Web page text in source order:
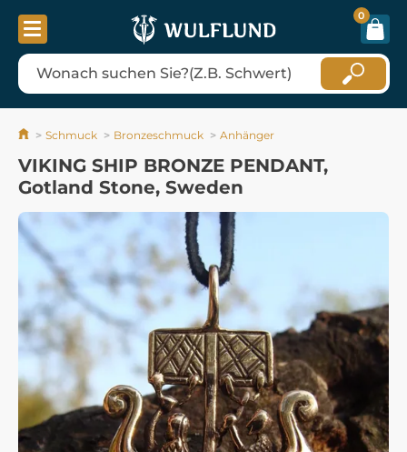
0
Schmuck Bronzeschmuck Anhänger
VIKING SHIP BRONZE PENDANT,
Gotland Stone, Sweden